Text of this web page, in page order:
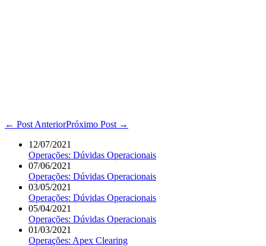
Navegação
post
← Post AnteriorPróximo Post →
12/07/2021
Operações: Dúvidas Operacionais
07/06/2021
Operações: Dúvidas Operacionais
03/05/2021
Operações: Dúvidas Operacionais
05/04/2021
Operações: Dúvidas Operacionais
01/03/2021
Operações: Apex Clearing